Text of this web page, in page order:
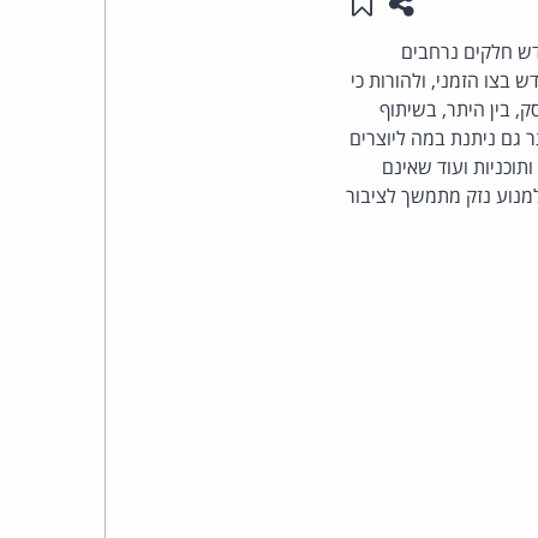
חלקים נרחבים
הזמני, ולהורות כי
בין היתר, בשיתוף
גם ניתנת במה ליוצרים
ועוד שאינם
נזק מתמשך לציבור